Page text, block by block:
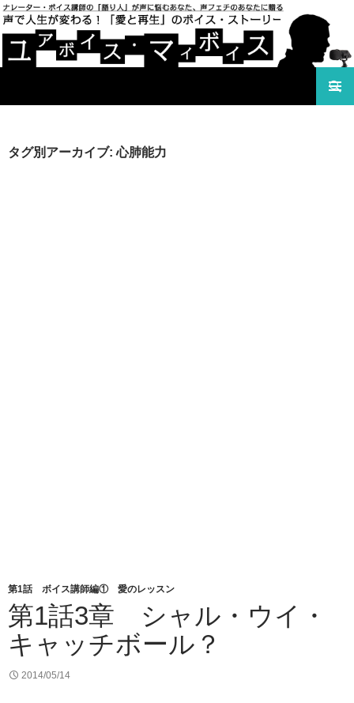
声で人生が変わる！「愛と再生」のボイス・ストーリ
タグ別アーカイブ: 心肺能力
第1話 ボイス講師編① 愛のレッスン
第1話3章 シャル・ウイ・
キャッチボール？
2014/05/14